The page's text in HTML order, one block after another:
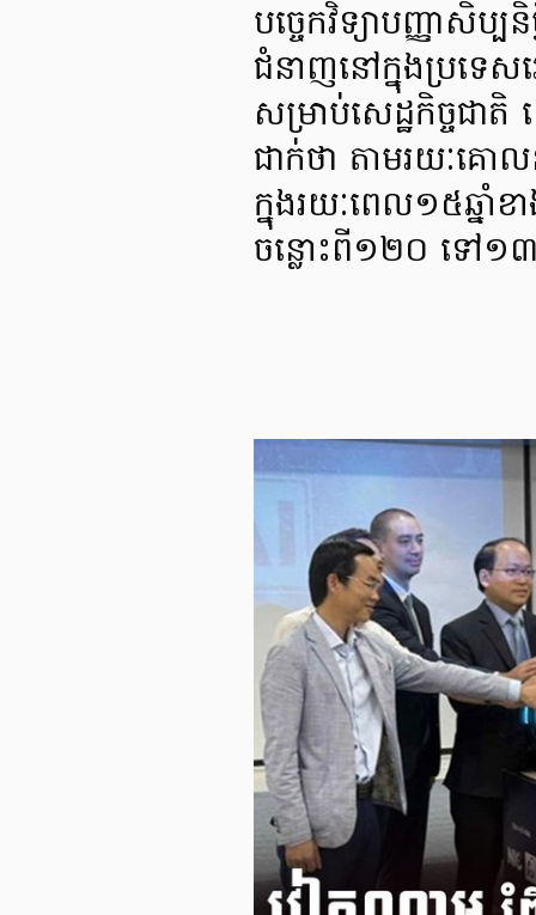
បច្ចេកវិទ្យាបញ្ញាសិ
ជំនាញនៅក្នុងប្រទេស
សម្រាប់សេដ្ឋកិច្ចជា
ជាក់ថា តាមរយៈគោ
ក្នុងរយៈពេល១៥ឆ្ន
ចន្លោះពី១២០ ទៅ១៣